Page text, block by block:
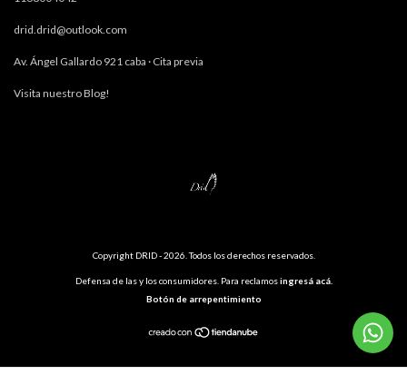
drid.drid@outlook.com
Av. Ángel Gallardo 921 caba · Cita previa
Visita nuestro Blog!
Copyright DRID - 2026. Todos los derechos reservados.
Defensa de las y los consumidores. Para reclamos ingresá acá.
Botón de arrepentimiento